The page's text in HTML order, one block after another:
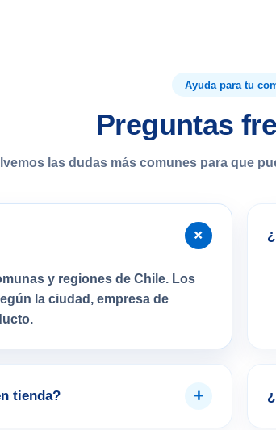
Ayuda para tu
Preguntas
las dudas más comunes para que
+
y regiones de Chile. Los
la ciudad, empresa de
tienda? +